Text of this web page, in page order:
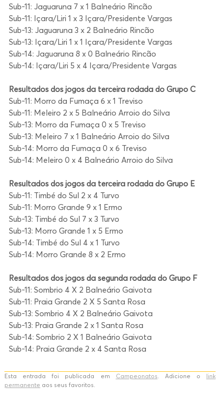
Sub-11: Jaguaruna 7 x 1 Balneário Rincão
Sub-11: Içara/Liri 1 x 3 Içara/Presidente Vargas
Sub-13: Jaguaruna 3 x 2 Balneário Rincão
Sub-13: Içara/Liri 1 x 1 Içara/Presidente Vargas
Sub-14: Jaguaruna 8 x 0 Balneário Rincão
Sub-14: Içara/Liri 5 x 4 Içara/Presidente Vargas
Resultados dos jogos da terceira rodada do Grupo C
Sub-11: Morro da Fumaça 6 x 1 Treviso
Sub-11: Meleiro 2 x 5 Balneário Arroio do Silva
Sub-13: Morro da Fumaça 0 x 5 Treviso
Sub-13: Meleiro 7 x 1 Balneário Arroio do Silva
Sub-14: Morro da Fumaça 0 x 6 Treviso
Sub-14: Meleiro 0 x 4 Balneário Arroio do Silva
Resultados dos jogos da terceira rodada do Grupo E
Sub-11: Timbé do Sul 2 x 4 Turvo
Sub-11: Morro Grande 9 x 1 Ermo
Sub-13: Timbé do Sul 7 x 3 Turvo
Sub-13: Morro Grande 1 x 5 Ermo
Sub-14: Timbé do Sul 4 x 1 Turvo
Sub-14: Morro Grande 8 x 2 Ermo
Resultados dos jogos da segunda rodada do Grupo F
Sub-11: Sombrio 4 X 2 Balneário Gaivota
Sub-11: Praia Grande 2 X 5 Santa Rosa
Sub-13: Sombrio 4 X 2 Balneário Gaivota
Sub-13: Praia Grande 2 x 1 Santa Rosa
Sub-14: Sombrio 2 X 1 Balneário Gaivota
Sub-14: Praia Grande 2 x 4 Santa Rosa
Esta entrada foi publicada em Campeonatos. Adicione o link
permanente aos seus favoritos.